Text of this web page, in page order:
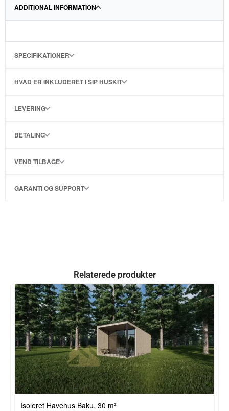
ADDITIONAL INFORMATION
SPECIFIKATIONER
HVAD ER INKLUDERET I SIP HUSKIT
LEVERING
BETALING
VEND TILBAGE
GARANTI OG SUPPORT
Relaterede produkter
Isoleret Havehus Baku, 30 m²